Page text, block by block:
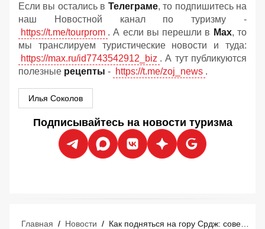
Если вы остались в Телеграме, то подпишитесь на
наш Новостной канал по туризму -
https://t.me/tourprom . А если вы перешли в Мах, то
мы транслируем туристические новости и туда:
https://max.ru/id7743542912_biz . А тут публикуются
полезные рецепты - https://t.me/zoj_news .
Илья Соколов
Подписывайтесь на новости туризма
Главная / Новости /